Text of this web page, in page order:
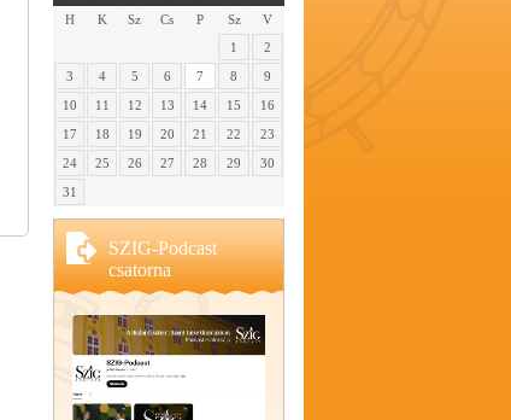
H K Sz Cs P Sz
V
1
2
3
4 5 6 7 8
9
10
11 12 13 14 15
16
17
18 19 20 21 22
23
24
25 26 27 28 29
30
31
SZIG-Podcast
csatorna